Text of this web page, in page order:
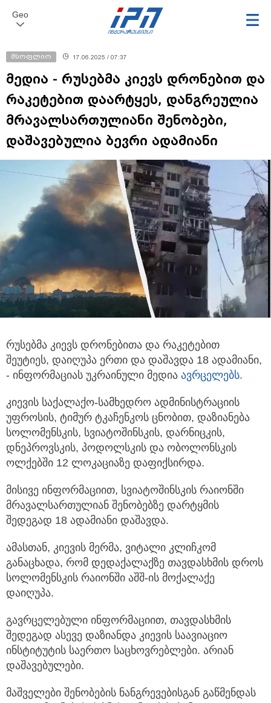
Geo
მსოფლიო 17.06.2025 / 07:37
მედია - რუსებმა კიევს დრონებით და
რაკეტებით დაარტყეს, დანგრეულია
მრავალსართულიანი შენობები,
დაშავებულია ბევრი ადამიანი
რუსებმა კიევს დრონებითა და რაკეტებით
შეუტიეს, დაიღუპა ერთი და დაშავდა 18 ადამიანი,
- ინფორმაციას უკრაინული მედია ავრცელებს.
კიევის საქალაქო-სამხედრო ადმინისტრაციის
უფროსის, ტიმურ ტკაჩენკოს ცნობით, დაზიანება
სოლომენსკის, სვიატოშინსკის, დარნიცკის,
დნეპროვსკის, პოდოლსკის და ობოლონსკის
ოლქებში 12 ლოკაციაზე დაფიქსირდა.
მისივე ინფორმაციით, სვიატოშინსკის რაიონში
მრავალსართულიან შენობებზე დარტყმის
შედეგად 18 ადამიანი დაშავდა.
ამასთან, კიევის მერმა, ვიტალი კლიჩკომ
განაცხადა, რომ დედაქალაქზე თავდასხმის დროს
სოლომენსკის რაიონში აშშ-ის მოქალაქე
დაიღუპა.
გავრცელებული ინფორმაციით, თავდასხმის
შედეგად ასევე დაზიანდა კიევის საავიაციო
ინსტიტუტის საერთო საცხოვრებლები. არიან
დაშავებულები.
მაშველები შენობების ნანგრევებისგან გაწმენდას